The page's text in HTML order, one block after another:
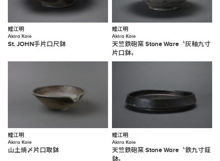
鯉江明
Akira Koie
St. JOHN手片口尺鉢
鯉江明
Akira Koie
天竺鉄砲窯 Stone Ware〝灰釉九寸
片口鉢〟
鯉江明
Akira Koie
山土焼〆片口取鉢
鯉江明
Akira Koie
天竺鉄砲窯 Stone Ware〝鉄九寸鉦
鉢〟